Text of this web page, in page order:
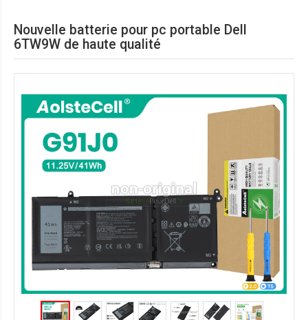
Nouvelle batterie pour pc portable Dell
6TW9W de haute qualité